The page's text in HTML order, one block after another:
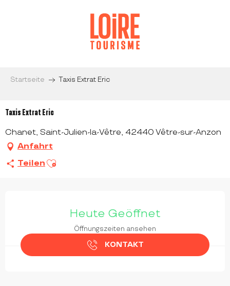
Startseite Taxis Extrat Eric
Taxis Extrat Eric
Chanet, Saint-Julien-la-Vêtre, 42440 Vêtre-sur-Anzon
Anfahrt
Teilen Ajouter aux favoris
Heute Geöffnet
Öffnungszeiten ansehen
KONTAKT